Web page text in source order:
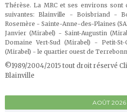
Thérèse. La MRC et ses environs sont
suivantes: Blainville - Boisbriand -
Rosemère - Sainte-Anne-des-Plaines
Janvier (Mirabel) - Saint-Augustin
Domaine Vert-Sud (Mirabel) - Petit-
(Mirabel) - le quartier ouest de
©1989/2004/2015 tout droit réservé
Blainville
AOÛT 2026